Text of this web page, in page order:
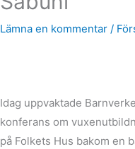
Lämna en kommentar /
Idag uppvaktade
konferans om
på Folkets Hus bakom en